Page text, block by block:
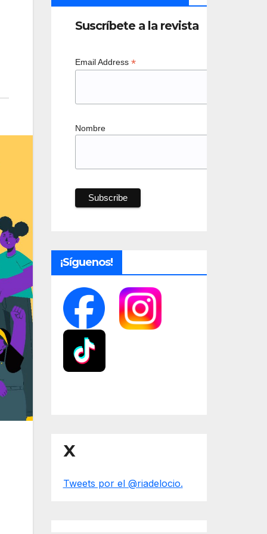
Suscríbete a la revista
Email Address *
Nombre
¡Síguenos!
X
Tweets por el @riadelocio.